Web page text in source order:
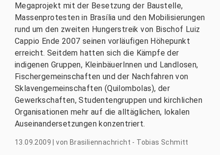
Megaprojekt mit der Besetzung der Baustelle,
Massenprotesten in Brasília und den Mobilisierungen
rund um den zweiten Hungerstreik von Bischof Luiz
Cappio Ende 2007 seinen vorläufigen Höhepunkt
erreicht. Seitdem hatten sich die Kämpfe der
indigenen Gruppen, KleinbäuerInnen und Landlosen,
Fischergemeinschaften und der Nachfahren von
Sklavengemeinschaften (Quilombolas), der
Gewerkschaften, Studentengruppen und kirchlichen
Organisationen mehr auf die alltäglichen, lokalen
Auseinandersetzungen konzentriert.
13.09.2009 |von Brasiliennachricht - Tobias Schmitt